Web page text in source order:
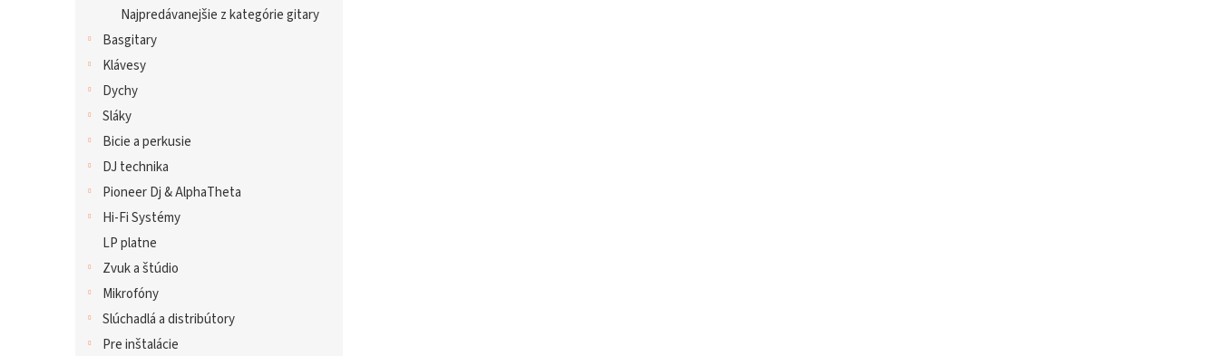
Najpredávanejšie z kategórie gitary
Basgitary
Klávesy
Dychy
Sláky
Bicie a perkusie
DJ technika
Pioneer Dj & AlphaTheta
Hi-Fi Systémy
LP platne
Zvuk a štúdio
Mikrofóny
Slúchadlá a distribútory
Pre inštalácie